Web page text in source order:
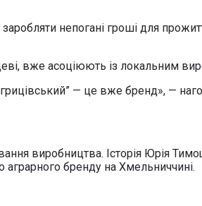
непогані гроші для
вже асоціюють із локальним
— це вже бренд», —
виробництва. Історія Юрія
бренду на Хмельниччині.